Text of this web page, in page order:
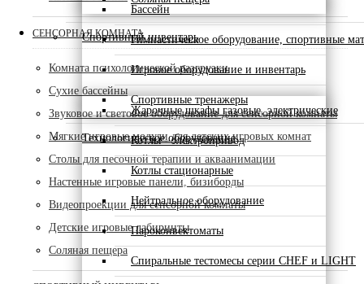
Спортивный инвентарь
Бассейн
Гимнастическое оборудование, спортивные
Игровое оборудование и инвентарь
Спортивные тренажеры
Технологическое оборудование
Жарочные шкафы газовые, электрические
Котлы - электропривод
Котлы стационарные
Нейтральное оборудование
Пароконвектоматы
Спиральные тестомесы серии CHEF и LIGHT
СЕНСОРНАЯ КОМНАТА
Комната психологической разгрузки
Сухие бассейны
Звуковое и световое оборудование для сенсорной комнаты
Мягкие игровые модули для детских игровых комнат
Столы для песочной терапии и акваанимации
Настенные игровые панели, бизиборды
Видеопроекции для сенсорной комнаты
Детские игровые лабиринты
Соляная пещера